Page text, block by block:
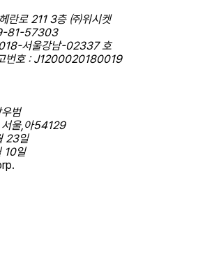
란로 211 3층 ㈜위시켓
81-57303
서울강남-02337 호
번호 : J1200020180019
범
서울,아54129
23일
10일